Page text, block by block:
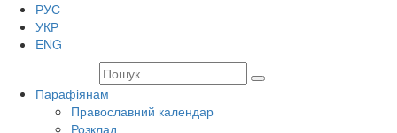
РУС
УКР
ENG
Парафіянам
Православний календар
Розклад